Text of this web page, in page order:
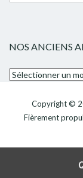
NOS ANCIENS
Nos
articlesCopyright ©
Fièrement